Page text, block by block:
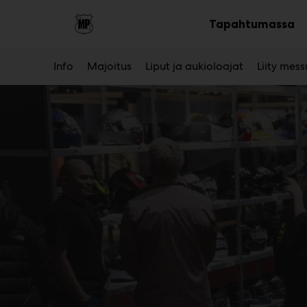
Main
Tapahtumassa
Info Majoitus Liput ja aukioloajat Liity